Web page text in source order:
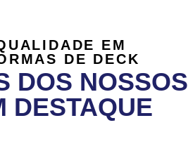
EM
DE DECK
DOS NOSSOS
DESTAQUE